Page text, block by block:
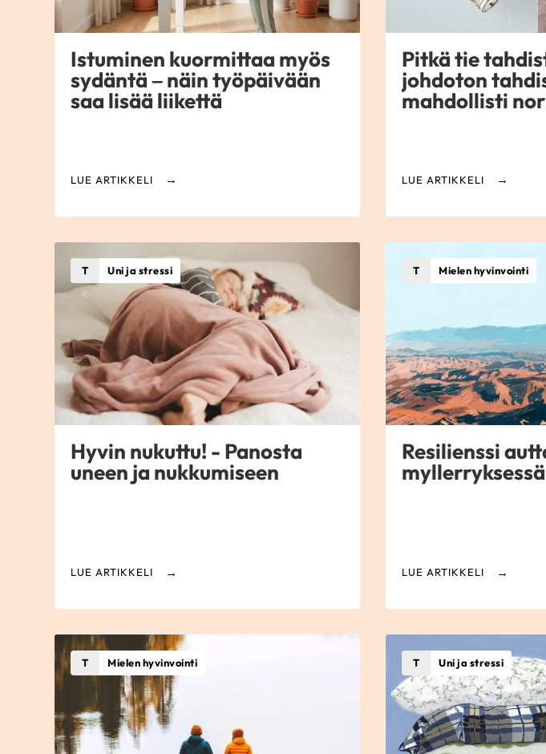
Istuminen kuormittaa myös
sydäntä – näin työpäivään
saa lisää liikettä
LUE ARTIKKELI
Pitkä tie
johdoton
mahdollisti
LUE ARTIKKELI
T Uni ja stressi
Hyvin nukuttu! - Panosta
uneen ja nukkumiseen
LUE ARTIKKELI
T Mielen hyvinvointi
Resilienssi
myllerryksessä
LUE ARTIKKELI
T Mielen hyvinvointi T Uni ja stressi